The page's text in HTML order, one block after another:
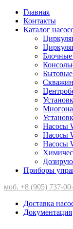
Главная
Контакты
Каталог
Насосы
Насосы
Насосы
Приборы
моб. +8 (905) 737-00-
Доставка
Документация